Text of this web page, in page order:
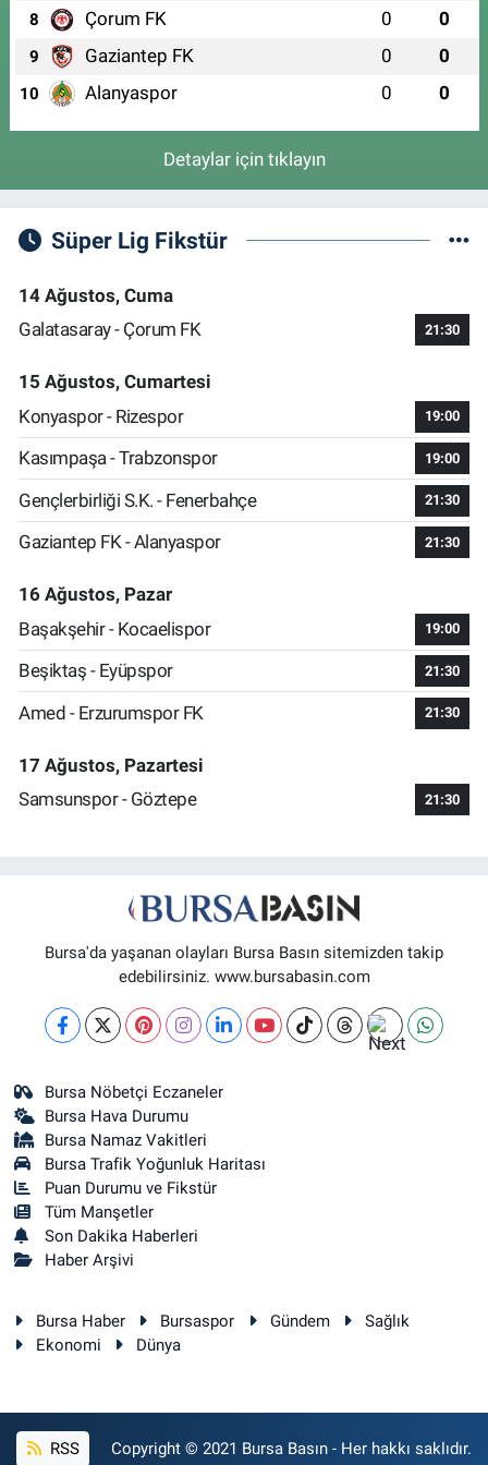
8 Çorum FK 0 0
9 Gaziantep FK 0 0
10 Alanyaspor 0 0
Detaylar için tıklayın
Süper Lig Fikstür
14 Ağustos, Cuma
Galatasaray - Çorum FK
21:30
15 Ağustos, Cumartesi
Konyaspor - Rizespor
19:00
Kasımpaşa - Trabzonspor 19:00
Gençlerbirliği S.K. - Fenerbahçe 21:30
Gaziantep FK - Alanyaspor 21:30
16 Ağustos, Pazar
Başakşehir - Kocaelispor
19:00
Beşiktaş - Eyüpspor 21:30
Amed - Erzurumspor FK 21:30
17 Ağustos, Pazartesi
Samsunspor - Göztepe
21:30
Bursa'da yaşanan olayları Bursa Basın sitemizden takip
edebilirsiniz. www.bursabasin.com
Bursa Nöbetçi Eczaneler
Bursa Hava Durumu
Bursa Namaz Vakitleri
Bursa Trafik Yoğunluk Haritası
Puan Durumu ve Fikstür
Tüm Manşetler
Son Dakika Haberleri
Haber Arşivi
Bursa Haber Bursaspor Gündem
Sağlık
Ekonomi
Dünya
RSS Copyright © 2021 Bursa Basın - Her hakkı saklıdır.